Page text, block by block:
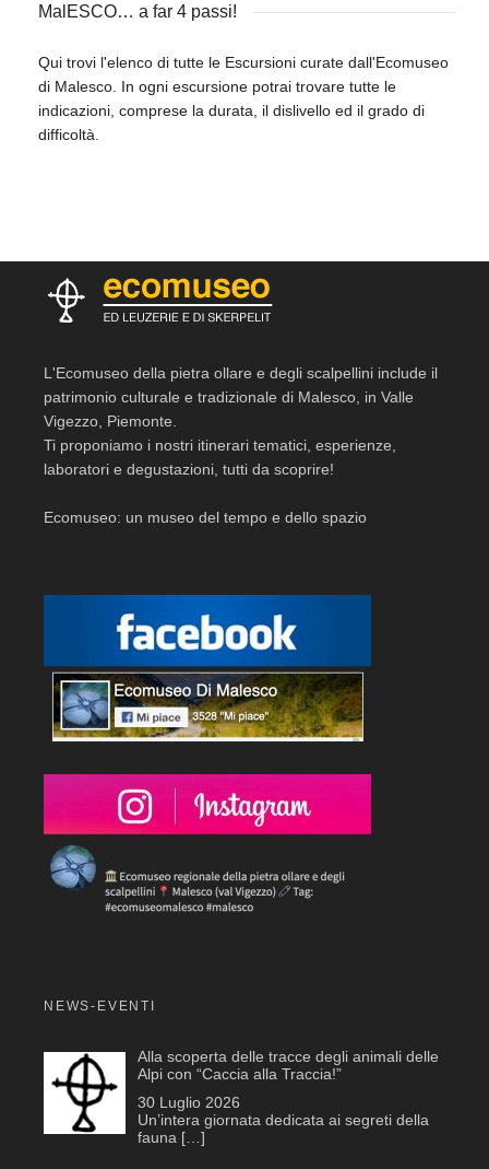
MalESCO… a far 4 passi!
Qui trovi l'elenco di tutte le Escursioni curate dall'Ecomuseo
di Malesco. In ogni escursione potrai trovare tutte le
indicazioni, comprese la durata, il dislivello ed il grado di
difficoltà.
L'Ecomuseo della pietra ollare e degli scalpellini include il
patrimonio culturale e tradizionale di Malesco, in Valle
Vigezzo, Piemonte.
Ti proponiamo i nostri itinerari tematici, esperienze,
laboratori e degustazioni, tutti da scoprire!
Ecomuseo: un museo del tempo e dello spazio
NEWS-EVENTI
Alla scoperta delle tracce degli animali delle
Alpi con “Caccia alla Traccia!”
30 Luglio 2026
Un’intera giornata dedicata ai segreti della
fauna […]